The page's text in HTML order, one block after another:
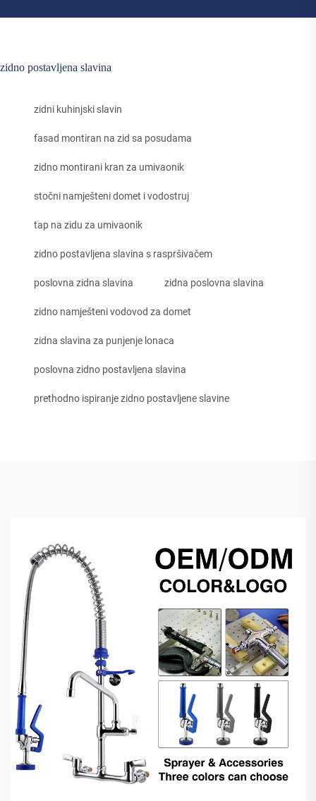
zidno postavljena slavina
zidni kuhinjski slavin
fasad montiran na zid sa posudama
zidno montirani kran za umivaonik
stočni namješteni domet i vodostruj
tap na zidu za umivaonik
zidno postavljena slavina s raspršivačem
poslovna zidna slavina zidna poslovna slavina
zidno namješteni vodovod za domet
zidna slavina za punjenje lonaca
poslovna zidno postavljena slavina
prethodno ispiranje zidno postavljene slavine